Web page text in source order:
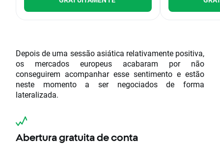
Depois de uma sessão asiática relativamente positiva,
os mercados europeus acabaram por não
conseguirem acompanhar esse sentimento e estão
neste momento a ser negociados de forma
lateralizada.
Abertura gratuita de conta